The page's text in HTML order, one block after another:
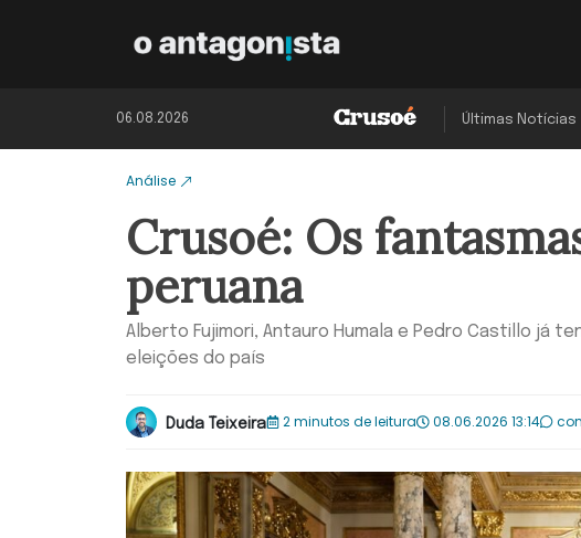
06.08.2026 Últimas Notícias
Análise
Crusoé: Os
peruana
Alberto Fujimori, Antauro Humala e Pedro Castillo já
eleições do país
Duda Teixeira 2 minutos de leitura 08.06.2026 13:14